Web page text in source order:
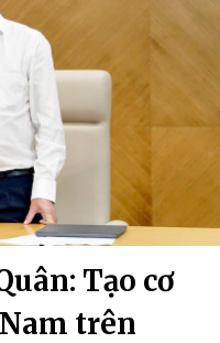
Tạo cơ
trên